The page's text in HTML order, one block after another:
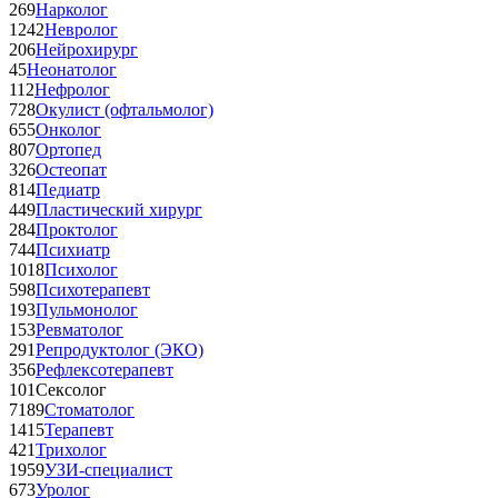
269Нарколог
1242Невролог
206Нейрохирург
45Неонатолог
112Нефролог
728Окулист (офтальмолог)
655Онколог
807Ортопед
326Остеопат
814Педиатр
449Пластический хирург
284Проктолог
744Психиатр
1018Психолог
598Психотерапевт
193Пульмонолог
153Ревматолог
291Репродуктолог (ЭКО)
356Рефлексотерапевт
101Сексолог
7189Стоматолог
1415Терапевт
421Трихолог
1959УЗИ-специалист
673Уролог